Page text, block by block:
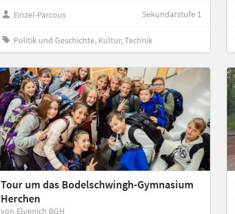
Einzel-Parcous Sekundarstufe 1
Politik und Geschichte, Kultur, Technik
Tour um das Bodelschwingh-Gymnasium
Herchen
von Elvenich BGH